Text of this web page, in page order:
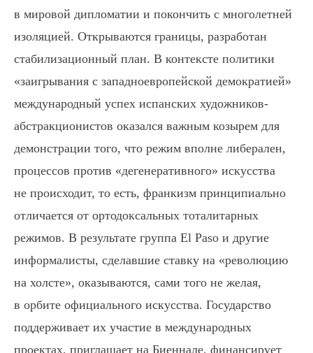
в мировой дипломатии и покончить с многолетней
изоляцией. Открываются границы, разработан
стабилизационный план. В контексте политики
«заигрывания с западноевропейской демократией»
международный успех испанских художников-
абстракционистов оказался важным козырем для
демонстрации того, что режим вполне либерален,
процессов против «дегенеративного» искусства
не происходит, то есть, франкизм принципиально
отличается от ортодоксальных тоталитарных
режимов. В результате группа El Paso и другие
информалисты, сделавшие ставку на «революцию
на холсте», оказываются, сами того не желая,
в орбите официального искусства. Государство
поддерживает их участие в международных
проектах, приглашает на Биеннале, финансирует